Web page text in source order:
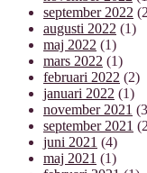
september 2022
augusti 2022 (1)
maj 2022 (1)
mars 2022 (1)
februari 2022 (2)
januari 2022 (1)
november 2021
september 2021
juni 2021 (4)
maj 2021 (1)